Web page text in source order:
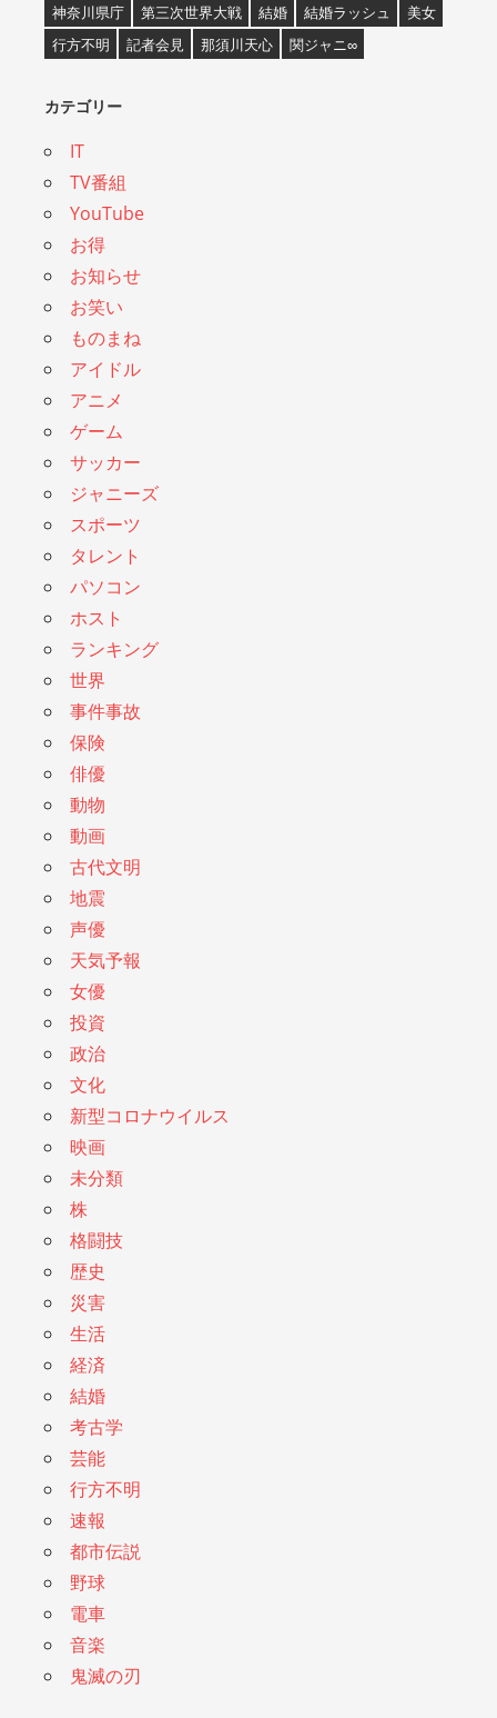
神奈川県庁
第三次世界大戦 結婚 結婚ラッシュ
美女
行方不明
記者会見 那須川天心 関ジャニ∞
カテゴリー
IT
TV番組
YouTube
お得
お知らせ
お笑い
ものまね
アイドル
アニメ
ゲーム
サッカー
ジャニーズ
スポーツ
タレント
パソコン
ホスト
ランキング
世界
事件事故
保険
俳優
動物
動画
古代文明
地震
声優
天気予報
女優
投資
政治
文化
新型コロナウイルス
映画
未分類
株
格闘技
歴史
災害
生活
経済
結婚
考古学
芸能
行方不明
速報
都市伝説
野球
電車
音楽
鬼滅の刃